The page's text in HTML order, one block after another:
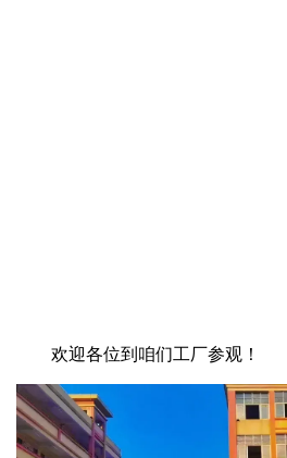
欢迎各位到咱们工厂参观！